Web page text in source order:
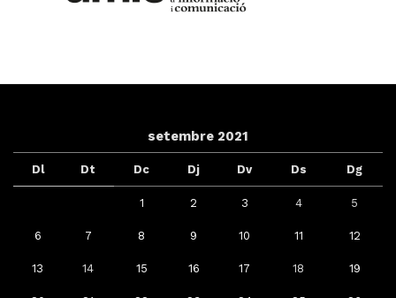
setembre 2021
Dl Dt Dc Dj Dv Ds Dg
1 2 3 4 5
6 7 8 9 10 11 12
13 14 15 16 17 18 19